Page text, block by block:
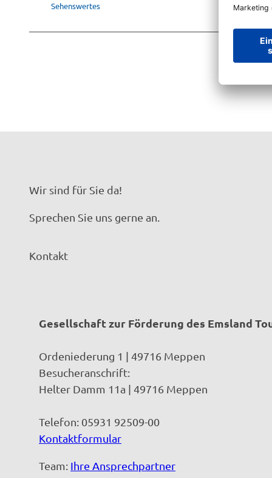
Sehenswertes
Wir sind für Sie da!
Sprechen Sie uns gerne an.
Kontakt
Gesellschaft zur Förderung des Emsland
Ordeniederung 1 | 49716 Meppen
Besucheranschrift:
Helter Damm 11a | 49716 Meppen
Telefon: 05931 92509-00
Kontaktformular
Team: Ihre Ansprechpartner